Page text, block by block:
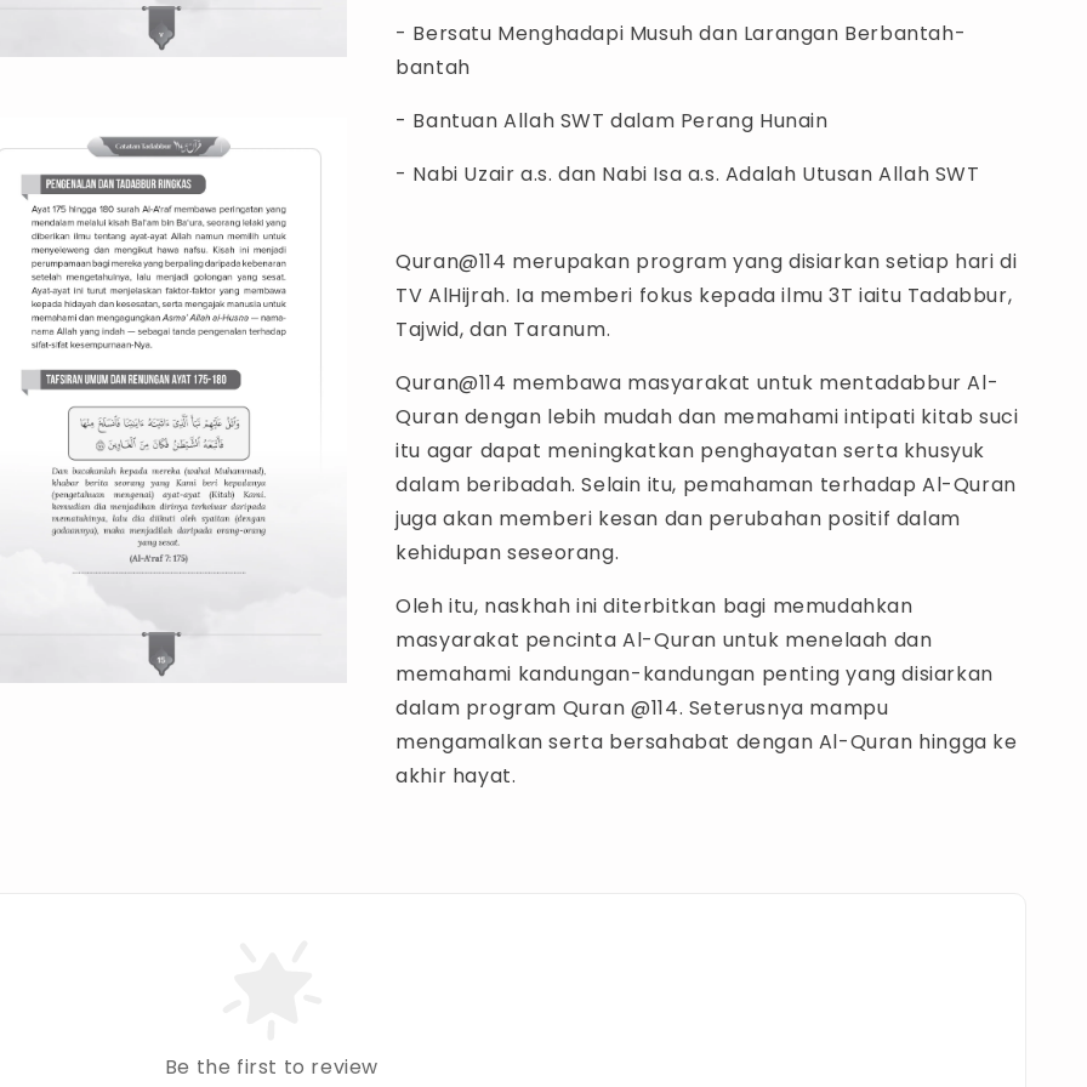
- Bersatu Menghadapi Musuh dan Larangan Berbantah-
bantah
- Bantuan Allah SWT dalam Perang Hunain
- Nabi Uzair a.s. dan Nabi Isa a.s. Adalah Utusan Allah SWT
Quran@114 merupakan program yang disiarkan setiap hari di
TV AlHijrah. Ia memberi fokus kepada ilmu 3T iaitu Tadabbur,
Tajwid, dan Taranum.
Quran@114 membawa masyarakat untuk mentadabbur Al-
Quran dengan lebih mudah dan memahami intipati kitab suci
itu agar dapat meningkatkan penghayatan serta khusyuk
dalam beribadah. Selain itu, pemahaman terhadap Al-Quran
juga akan memberi kesan dan perubahan positif dalam
kehidupan seseorang.
Oleh itu, naskhah ini diterbitkan bagi memudahkan
masyarakat pencinta Al-Quran untuk menelaah dan
memahami kandungan-kandungan penting yang disiarkan
dalam program Quran @114. Seterusnya mampu
mengamalkan serta bersahabat dengan Al-Quran hingga ke
akhir hayat.
Be the first to review